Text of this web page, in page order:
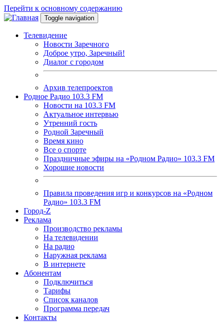
Перейти к основному содержанию
Toggle navigation
Телевидение
Новости Заречного
Доброе утро, Заречный!
Диалог с городом
Архив телепроектов
Родное Радио 103.3 FM
Новости на 103.3 FM
Актуальное интервью
Утренний гость
Родной Заречный
Время кино
Все о спорте
Праздничные эфиры на «Родном Радио» 103.3 FM
Хорошие новости
Правила проведения игр и конкурсов на «Родном
Радио» 103.3 FM
Город-Z
Реклама
Производство рекламы
На телевидении
На радио
Наружная реклама
В интернете
Абонентам
Подключиться
Тарифы
Список каналов
Программа передач
Контакты